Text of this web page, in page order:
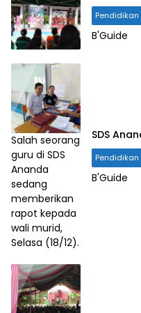
Pendidikan
B'Guide
Salah seorang
guru di SDS
Ananda
sedang
memberikan
rapot kepada
wali murid,
Selasa (18/12).
SDS
Pendidikan
B'Guide